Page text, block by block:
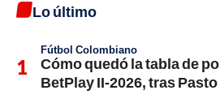
Lo último
Fútbol Colombiano
Cómo quedó la tabla de
BetPlay II-2026, tras Pasto